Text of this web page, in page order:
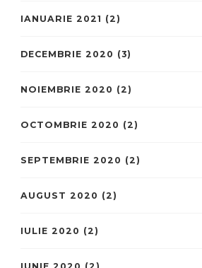
IANUARIE 2021 (2)
DECEMBRIE 2020 (3)
NOIEMBRIE 2020 (2)
OCTOMBRIE 2020 (2)
SEPTEMBRIE 2020 (2)
AUGUST 2020 (2)
IULIE 2020 (2)